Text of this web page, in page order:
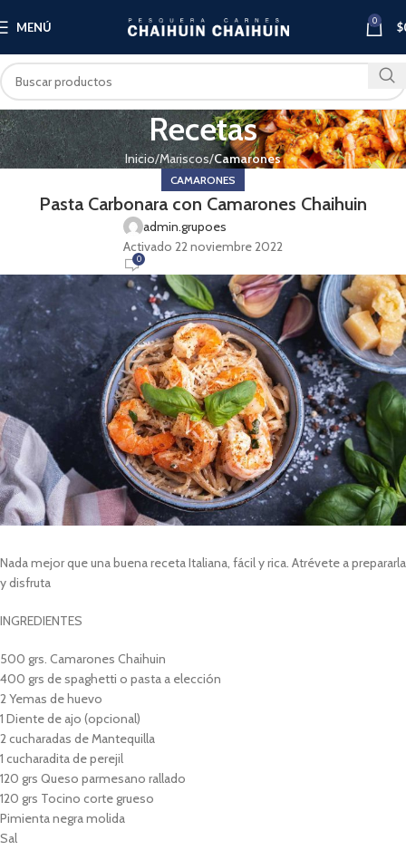
MENÚ 0 $
Recetas
Inicio Mariscos Camarones
CAMARONES
Pasta Carbonara con Camarones Chaihuin
admin.grupoes
Activado 22 noviembre 2022
0
Nada mejor que una buena receta Italiana, fácil y rica. Atrévete a prepararla
y disfruta
INGREDIENTES
500 grs. Camarones Chaihuin
400 grs de spaghetti o pasta a elección
2 Yemas de huevo
1 Diente de ajo (opcional)
2 cucharadas de Mantequilla
1 cucharadita de perejil
120 grs Queso parmesano rallado
120 grs Tocino corte grueso
Pimienta negra molida
Sal